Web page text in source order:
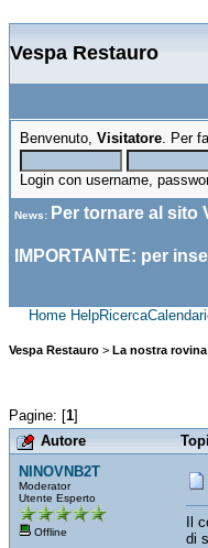
Vespa Restauro
Benvenuto, Visitatore. Per
Login con username,
News: Per tornare al sito
IMPORTANTE: per
Home HelpRicerca
Vespa Restauro > La nostra rovina
Pagine: [1]
Autore
NINOVNB2T
Moderator
Utente Esperto
Offline
Il
di